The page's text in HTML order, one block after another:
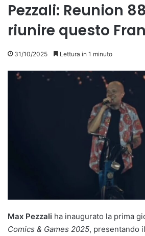
Pezzali: Reunion
riunire questo
31/10/2025 Lettura in 1 minuto
Max Pezzali ha inaugurato la prima
Comics & Games 2025, presentando il